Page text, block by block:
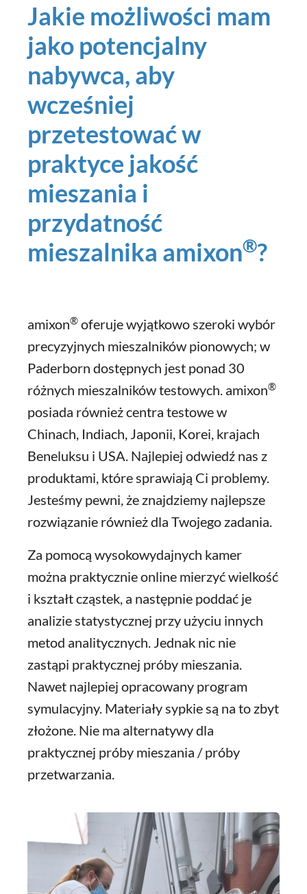
Jakie możliwości mam
jako potencjalny
nabywca, aby
wcześniej
przetestować w
praktyce jakość
mieszania i
przydatność
mieszalnika amixon®?
amixon® oferuje wyjątkowo szeroki wybór
precyzyjnych mieszalników pionowych; w
Paderborn dostępnych jest ponad 30
różnych mieszalników testowych. amixon®
posiada również centra testowe w
Chinach, Indiach, Japonii, Korei, krajach
Beneluksu i USA. Najlepiej odwiedź nas z
produktami, które sprawiają Ci problemy.
Jesteśmy pewni, że znajdziemy najlepsze
rozwiązanie również dla Twojego zadania.
Za pomocą wysokowydajnych kamer
można praktycznie online mierzyć wielkość
i kształt cząstek, a następnie poddać je
analizie statystycznej przy użyciu innych
metod analitycznych. Jednak nic nie
zastąpi praktycznej próby mieszania.
Nawet najlepiej opracowany program
symulacyjny. Materiały sypkie są na to zbyt
złożone. Nie ma alternatywy dla
praktycznej próby mieszania / próby
przetwarzania.